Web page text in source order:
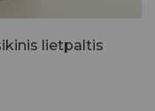
lietpaltis